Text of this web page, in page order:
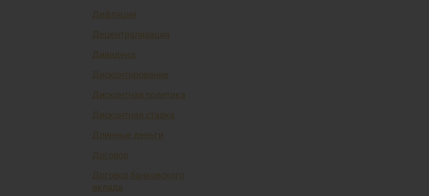
Дефляция
Децентрализация
Дивиденд
Дисконтирование
Дисконтная политика
Дисконтная ставка
Длинные деньги
Договор
Договор банковского
вклада